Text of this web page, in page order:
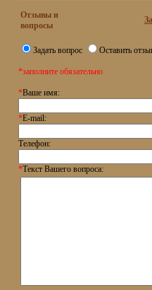
Отзывы и
вопросы
Задать вопрос Оставить
*заполните обязательно
*Ваше имя:
*E-mail:
Телефон:
*Текст Вашего вопроса: